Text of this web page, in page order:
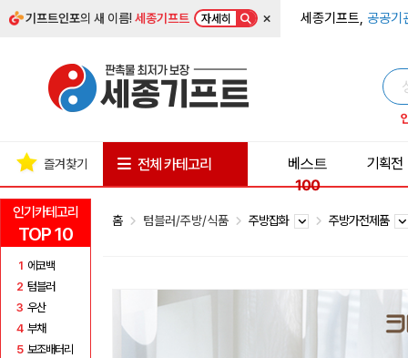
기프트인포의 새 이름!세종기프트 자세히 × 세종기프트, 공공기
인기카테고리
TOP 10
1 에코백
2 텀블러
3 우산
4 부채
5 보조배터리
즐겨찾기 전체 카테고리
베스트
100
기획전
홈 텀블러/주방/식품 주방잡화 주방가전제품